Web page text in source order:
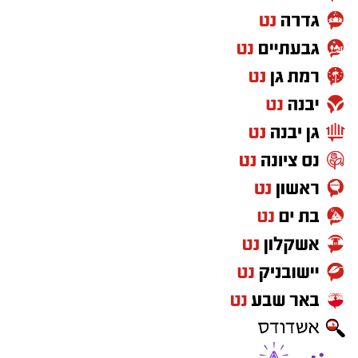
אותנו
לה כמעט חברות, והאמת היא שכמעט ולא נותר לה
זמן חופשי ופנוי רק לעצמה".
"שאלתם אותה האם היא מעוניינת להשתתף
בחוגים, בתחרויות? או שזו בחירה שלכם?", תהיתי.
"אין צורך לשאול אותה", ענה לי אביה, "יש דברים
שאנו ההורים יודעים מה הכי טוב עבורה". "ובכן",
השבתי, "בתכם ילדה מאד אינטליגנטית ונבונה,
שיודעת בדיוק מה היא רוצה מעצמה. בנוסף לכך
היא נמצאת בגיל הבגרות, העמוס ממילא מבחינתה
במחשבות, בנראות שלה, בהתמודדויות החברתיות
ואחרות ביום-יום שלה, ובכלל. בנות כיתתה הפסיקו
להזמין אותה לימי הולדת ולמפגשים חברתיים,
מאחר שתמיד היא מסרבת להגיע בשל המחוייבויות
הרבות שלה - האם זה נראה לכם שילדה בגילה
אמורה להיות בודדה ולשלם מחיר כל-כך יקר?".